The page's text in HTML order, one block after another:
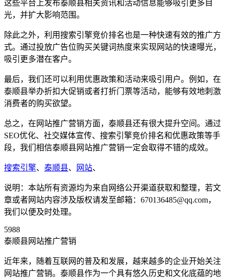
这些平台上发布泰顺县相关资讯和活动信息能够吸引更多目
光，并扩大影响范围。
除此之外，利用搜索引擎竞价排名也是一种快速有效的推广方
式。通过投放广告位购买关键词热度来实现网站的快速曝光，
吸引更多潜在客户。
最后，我们还可以利用优惠政策和活动来吸引用户。例如，在
泰顺县举办折扣大促销或者打折门票等活动，能够有效地刺激
消费者的购买欲望。
总之，在网站推广营销方面，泰顺县还有很大提升空间。通过
SEO优化、社交媒体宣传、搜索引擎竞价排名和优惠政策等手
段，我们相信泰顺县网站推广营销一定会取得不错的成效。
搜索引擎、 泰顺县、 网站、
说明：本站所有资源均为来自网络公开渠道获取和整理，若文
章或者网站内容涉及版权请发至邮箱：670136485@qq.com，
我们以便及时处理。
5988
泰顺县网站推广营销
近年来，随着互联网的普及和发展，越来越多的企业开始关注
网站推广营销。泰顺县作为一个具有悠久历史和文化底蕴的地